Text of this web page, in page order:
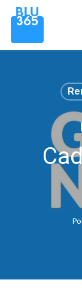
Pular
para